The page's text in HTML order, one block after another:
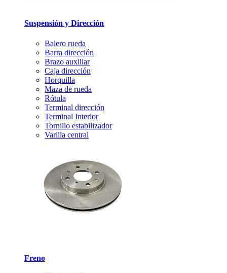
Suspensión y Dirección
Balero rueda
Barra dirección
Brazo auxiliar
Caja dirección
Horquilla
Maza de rueda
Rótula
Terminal dirección
Terminal Interior
Tornillo estabilizador
Varilla central
Freno